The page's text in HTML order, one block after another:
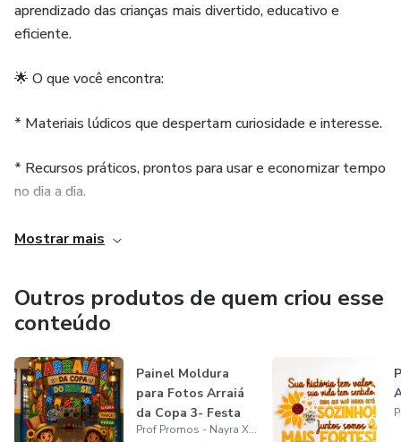
aprendizado das crianças mais divertido, educativo e
eficiente.
🌟 O que você encontra:
* Materiais lúdicos que despertam curiosidade e interesse.
* Recursos práticos, prontos para usar e economizar tempo
no dia a dia.
* Atividades interativas e educativas, perfeitas para casa
💡 Simplifique a rotina e proporcione experiências de
aprendizado significativas, estimulando o desenvolvimento
Mostrar mais
Outros produtos de quem criou esse
conteúdo
Painel Moldura
para Fotos Arraiá
da Copa 3- Festa
Junina🌽🎉
Prof Promos - Nayra Xavier